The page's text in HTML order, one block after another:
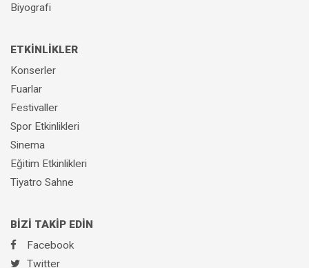
Biyografi
ETKİNLİKLER
Konserler
Fuarlar
Festivaller
Spor Etkinlikleri
Sinema
Eğitim Etkinlikleri
Tiyatro Sahne
BİZİ TAKİP EDİN
Facebook
Twitter